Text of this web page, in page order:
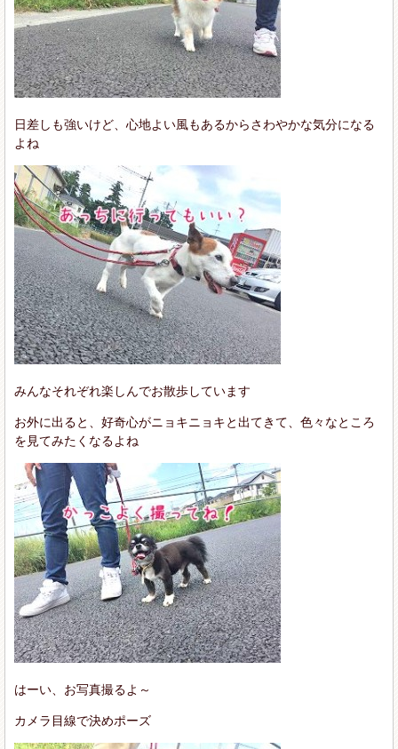
日差しも強いけど、心地よい風もあるからさわやかな気分になる
よね
みんなそれぞれ楽しんでお散歩しています
お外に出ると、好奇心がニョキニョキと出てきて、色々なところ
を見てみたくなるよね
はーい、お写真撮るよ～
カメラ目線で決めポーズ